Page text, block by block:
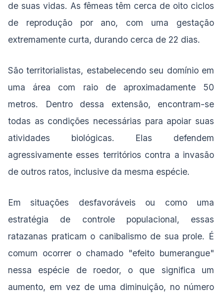
de suas vidas. As fêmeas têm cerca de oito ciclos
de reprodução por ano, com uma gestação
extremamente curta, durando cerca de 22 dias.
São territorialistas, estabelecendo seu domínio em
uma área com raio de aproximadamente 50
metros. Dentro dessa extensão, encontram-se
todas as condições necessárias para apoiar suas
atividades biológicas. Elas defendem
agressivamente esses territórios contra a invasão
de outros ratos, inclusive da mesma espécie.
Em situações desfavoráveis ou como uma
estratégia de controle populacional, essas
ratazanas praticam o canibalismo de sua prole. É
comum ocorrer o chamado "efeito bumerangue"
nessa espécie de roedor, o que significa um
aumento, em vez de uma diminuição, no número